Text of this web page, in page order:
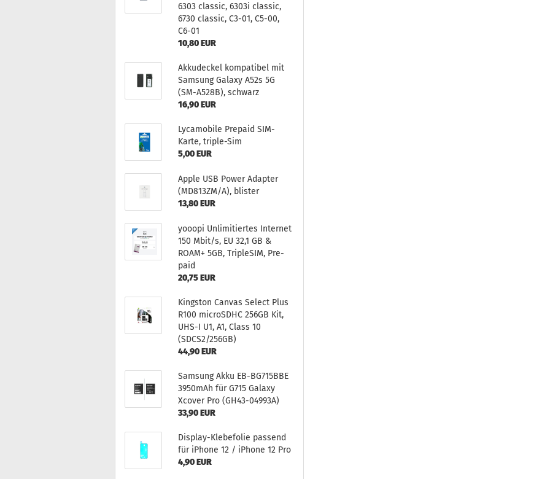
6303 clas­sic, 6303i clas­sic,
6730 clas­sic, C3-01, C5-00,
C6-01
10,80 EUR
Ak­ku­de­ckel kom­pa­ti­bel mit
Sam­sung Ga­la­xy A52s 5G
(SM-​A528B), schwarz
16,90 EUR
Ly­ca­mo­bi­le Pre­paid SIM-​
Karte, triple-​Sim
5,00 EUR
Apple USB Power Ad­ap­ter
(MD813ZM/A), blis­ter
13,80 EUR
yoo­o­pi Un­li­mi­tier­tes In­ter­net
150 Mbit/s, EU 32,1 GB &
ROAM+ 5GB, Triple­SIM, Pre­
paid
20,75 EUR
King­s­ton Can­vas Select Plus
R100 mi­croSDHC 256GB Kit,
UHS-I U1, A1, Class 10
(SDCS2/256GB)
44,90 EUR
Sam­sung Akku EB-​BG715BBE
3950mAh für G715 Ga­la­xy
Xco­ver Pro (GH43-​04993A)
33,90 EUR
Display-​Klebefolie pas­send
für iPho­ne 12 / iPho­ne 12 Pro
4,90 EUR